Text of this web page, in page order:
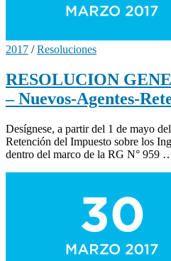
2017 /Resoluciones
RESOLUCION
– Nuevos-Agentes-
Desígnese, a partir del 1 de mayo
Retención del Impuesto sobre los
dentro del marco de la RG N° 959